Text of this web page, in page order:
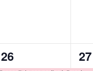
1
26
1
27